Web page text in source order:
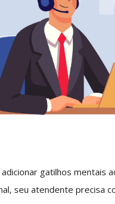
gatilhos
seu atendente precisa